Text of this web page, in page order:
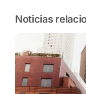
Noticias